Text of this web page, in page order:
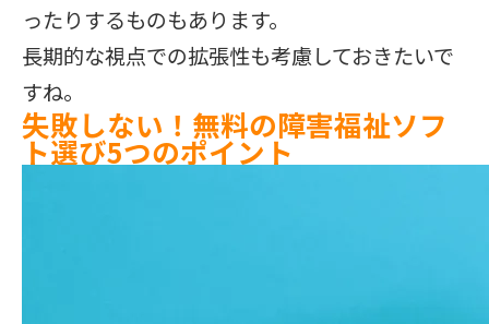
ったりするものもあります。
長期的な視点での拡張性も考慮しておきたいで
すね。
失敗しない！無料の障害福祉ソフ
ト選び5つのポイント